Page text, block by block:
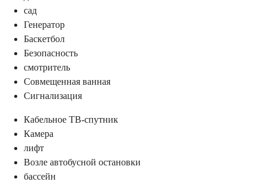
сад
Генератор
Баскетбол
Безопасность
смотритель
Совмещенная ванная
Сигнализация
Кабельное ТВ-спутник
Камера
лифт
Возле автобусной остановки
бассейн